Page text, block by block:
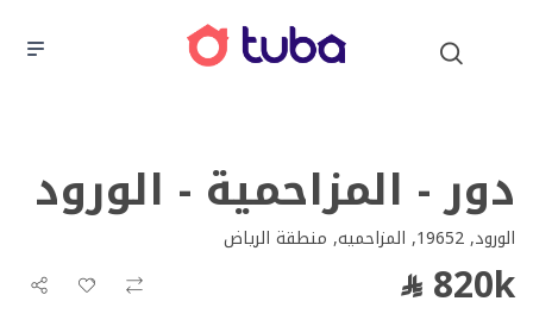
دور - المزاحمية - الورود
الورود, 19652, المزاحميه, منطقة الرياض
820k